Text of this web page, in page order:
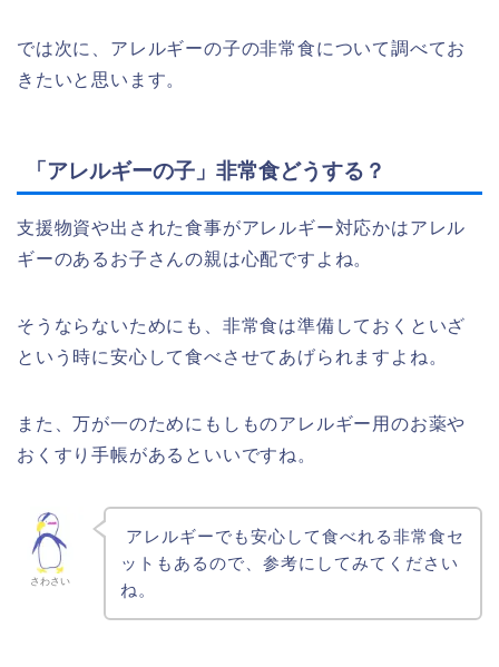
では次に、アレルギーの子の非常食について調べてお
きたいと思います。
「アレルギーの子」非常食どうする？
支援物資や出された食事がアレルギー対応かはアレル
ギーのあるお子さんの親は心配ですよね。
そうならないためにも、非常食は準備しておくといざ
という時に安心して食べさせてあげられますよね。
また、万が一のためにもしものアレルギー用のお薬や
おくすり手帳があるといいですね。
さわさい
アレルギーでも安心して食べれる非常食セ
ットもあるので、参考にしてみてください
ね。